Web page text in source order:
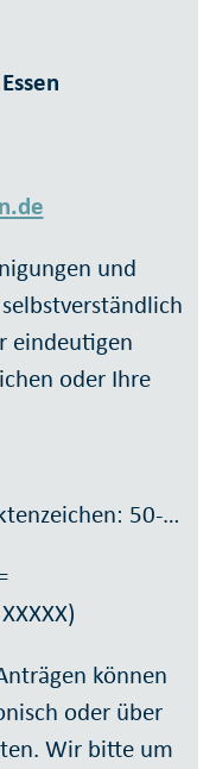
und
eindeutigen
oder Ihre
50-…
können
oder über
Wir bitte um